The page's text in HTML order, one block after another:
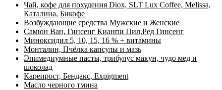
Чай, кофе для похудения Diox, SLT Lux Coffee, Melissa,
Каталина, Бикофе
Возбуждающие средства Мужские и Женские
Самюн Ван, Гинсенг Кианпи Пил,Ред Гинсенг
Миноксидил 5, 10, 15, 16 % + витамины
Монталин, Пчёлка капсулы и мазь
Эпимедиумные пасты, трибулус макун, чудо мед и
шоколад
Карепрост, Бендакс, Expigment
Масло черного тмина